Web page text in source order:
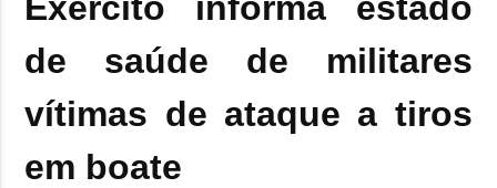
de saúde de militares
vítimas de ataque a tiros
em boate